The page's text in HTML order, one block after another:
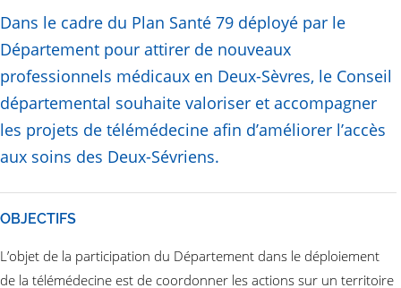
Dans le cadre du Plan Santé 79 déployé par le
Département pour attirer de nouveaux
professionnels médicaux en Deux-Sèvres, le Conseil
départemental souhaite valoriser et accompagner
les projets de télémédecine afin d’améliorer l’accès
aux soins des Deux-Sévriens.
OBJECTIFS
L’objet de la participation du Département dans le déploiement
de la télémédecine est de coordonner les actions sur un territoire